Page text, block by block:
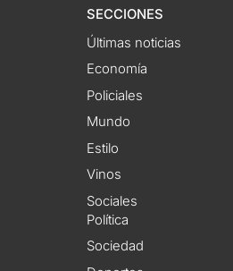
SECCIONES
Últimas noticias
Economía
Policiales
Mundo
Estilo
Vinos
Sociales
Política
Sociedad